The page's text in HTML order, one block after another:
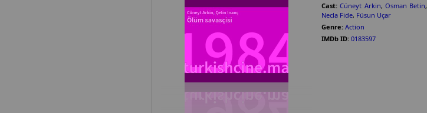
Cast: Cüneyt Arkin, Osman Betin,
Necla Fide, Füsun Uçar
Genre: Action
IMDb ID: 0183597